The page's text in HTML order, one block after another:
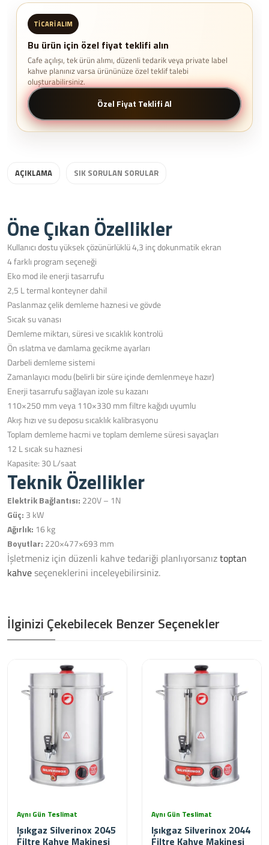
TICARI ALIM
Bu ürün için özel fiyat teklifi alın
Cafe açılışı, tek ürün alımı, düzenli tedarik veya private label
kahve planınız varsa ürününüze özel teklif talebi
oluşturabilirsiniz.
Özel Fiyat Teklifi Al
AÇIKLAMA SIK SORULAN SORULAR
Öne Çıkan Özellikler
Kullanıcı dostu yüksek çözünürlüklü 4,3 inç dokunmatik ekran
4 farklı program seçeneği
Eko mod ile enerji tasarrufu
2,5 L termal konteyner dahil
Paslanmaz çelik demleme haznesi ve gövde
Sıcak su vanası
Demleme miktarı, süresi ve sıcaklık kontrolü
Ön ıslatma ve damlama gecikme ayarları
Darbeli demleme sistemi
Zamanlayıcı modu (belirli bir süre içinde demlenmeye hazır)
Enerji tasarrufu sağlayan izole su kazanı
110×250 mm veya 110×330 mm filtre kağıdı uyumlu
Akış hızı ve su deposu sıcaklık kalibrasyonu
Toplam demleme hacmi ve toplam demleme süresi sayaçları
12 L sıcak su haznesi
Kapasite: 30 L/saat
Teknik Özellikler
Elektrik Bağlantısı: 220V – 1N
Güç: 3 kW
Ağırlık: 16 kg
Boyutlar: 220×477×693 mm
İşletmeniz için düzenli kahve tedariği planlıyorsanıztoptan
kahveseçeneklerini inceleyebilirsiniz.
İlginizi Çekebilecek Benzer Seçenekler
Aynı Gün Teslimat
Işıkgaz Silverinox 2045
Filtre Kahve Makinesi
Aynı Gün Teslimat
Işıkgaz Silverinox 2044
Filtre Kahve Makinesi